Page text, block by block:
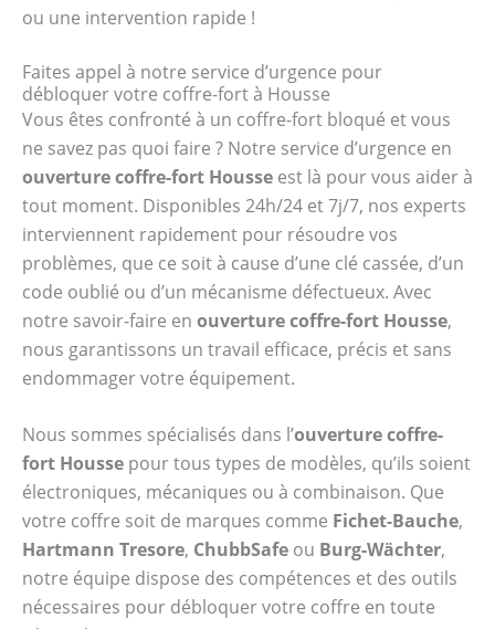
ou une intervention rapide !
Faites appel à notre service d’urgence pour
débloquer votre coffre-fort à Housse
Vous êtes confronté à un coffre-fort bloqué et vous
ne savez pas quoi faire ? Notre service d’urgence en
ouverture coffre-fort Housse est là pour vous aider à
tout moment. Disponibles 24h/24 et 7j/7, nos experts
interviennent rapidement pour résoudre vos
problèmes, que ce soit à cause d’une clé cassée, d’un
code oublié ou d’un mécanisme défectueux. Avec
notre savoir-faire en ouverture coffre-fort Housse,
nous garantissons un travail efficace, précis et sans
endommager votre équipement.
Nous sommes spécialisés dans l’ouverture coffre-
fort Housse pour tous types de modèles, qu’ils soient
électroniques, mécaniques ou à combinaison. Que
votre coffre soit de marques comme Fichet-Bauche,
Hartmann Tresore, ChubbSafe ou Burg-Wächter,
notre équipe dispose des compétences et des outils
nécessaires pour débloquer votre coffre en toute